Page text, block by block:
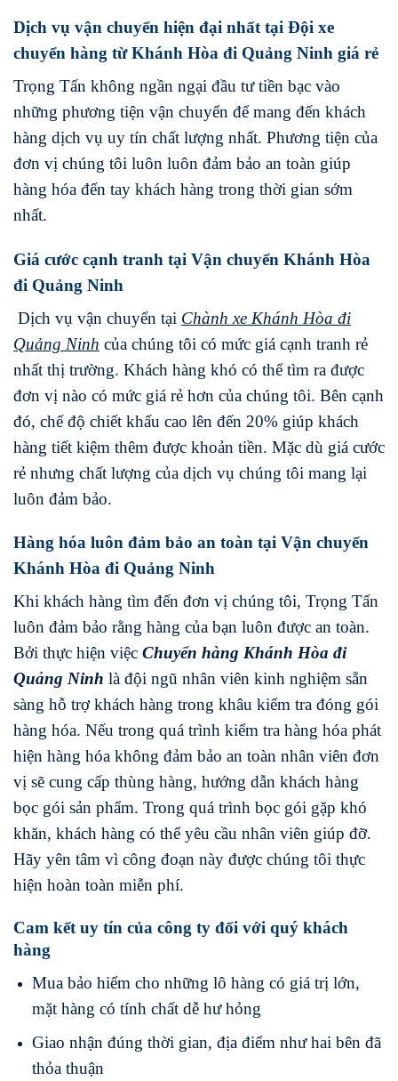
Dịch vụ vận chuyển hiện đại nhất tại Đội xe
chuyển hàng từ Khánh Hòa đi Quảng Ninh giá rẻ
Trọng Tấn không ngần ngại đầu tư tiền bạc vào
những phương tiện vận chuyển để mang đến khách
hàng dịch vụ uy tín chất lượng nhất. Phương tiện của
đơn vị chúng tôi luôn luôn đảm bảo an toàn giúp
hàng hóa đến tay khách hàng trong thời gian sớm
nhất.
Giá cước cạnh tranh tại Vận chuyển Khánh Hòa
đi Quảng Ninh
Dịch vụ vận chuyển tại Chành xe Khánh Hòa đi
Quảng Ninh của chúng tôi có mức giá cạnh tranh rẻ
nhất thị trường. Khách hàng khó có thể tìm ra được
đơn vị nào có mức giá rẻ hơn của chúng tôi. Bên cạnh
đó, chế độ chiết khấu cao lên đến 20% giúp khách
hàng tiết kiệm thêm được khoản tiền. Mặc dù giá cước
rẻ nhưng chất lượng của dịch vụ chúng tôi mang lại
luôn đảm bảo.
Hàng hóa luôn đảm bảo an toàn tại Vận chuyển
Khánh Hòa đi Quảng Ninh
Khi khách hàng tìm đến đơn vị chúng tôi, Trọng Tấn
luôn đảm bảo rằng hàng của bạn luôn được an toàn.
Bởi thực hiện việc Chuyển hàng Khánh Hòa đi
Quảng Ninh là đội ngũ nhân viên kinh nghiệm sẵn
sàng hỗ trợ khách hàng trong khâu kiểm tra đóng gói
hàng hóa. Nếu trong quá trình kiểm tra hàng hóa phát
hiện hàng hóa không đảm bảo an toàn nhân viên đơn
vị sẽ cung cấp thùng hàng, hướng dẫn khách hàng
bọc gói sản phẩm. Trong quá trình bọc gói gặp khó
khăn, khách hàng có thể yêu cầu nhân viên giúp đỡ.
Hãy yên tâm vì công đoạn này được chúng tôi thực
hiện hoàn toàn miễn phí.
Cam kết uy tín của công ty đối với quý khách
hàng
Mua bảo hiểm cho những lô hàng có giá trị lớn,
mặt hàng có tính chất dễ hư hỏng
Giao nhận đúng thời gian, địa điểm như hai bên đã
thỏa thuận